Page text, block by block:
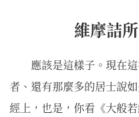
維摩詰
應該是這樣子。現在
者、還有那麼多的居士說
經上，也是，你看《大般